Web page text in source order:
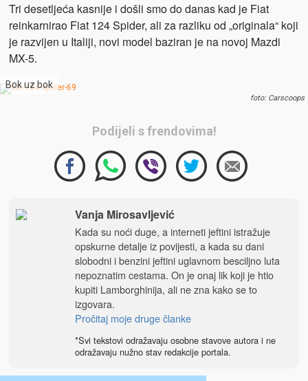
Tri desetljeća kasnije i došli smo do danas kad je Fiat
reinkarnirao Fiat 124 Spider, ali za razliku od „originala“ koji
je razvijen u Italiji, novi model baziran je na novoj Mazdi
MX-5.
Bok uz bok
foto: Carscoops
Podijeli s frendovima!
Vanja Mirosavljević
Kada su noći duge, a interneti jeftini istražuje
opskurne detalje iz povijesti, a kada su dani
slobodni i benzini jeftini uglavnom besciljno luta
nepoznatim cestama. On je onaj lik koji je htio
kupiti Lamborghinija, ali ne zna kako se to
izgovara.
Pročitaj moje druge članke
*Svi tekstovi odražavaju osobne stavove autora i ne
odražavaju nužno stav redakcije portala.